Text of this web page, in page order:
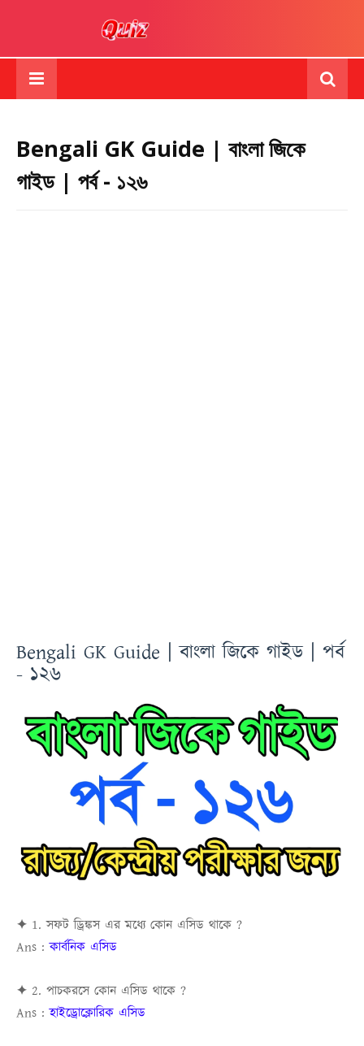
Bengali GK Guide | বাংলা জিকে
গাইড | পর্ব - ১২৬
Bengali GK Guide | বাংলা জিকে গাইড | পর্ব
- ১২৬
✦ 1. সফট ড্রিঙ্কস এর মধ্যে কোন এসিড থাকে ?
Ans :কার্বনিক এসিড
✦ 2. পাচকরসে কোন এসিড থাকে ?
Ans :হাইড্রোক্লোরিক এসিড